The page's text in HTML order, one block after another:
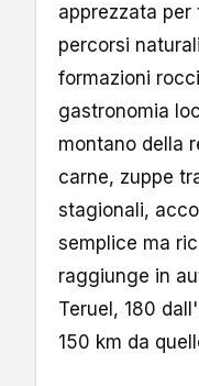
apprezzata
percorsi
formazioni
gastronomia
montano della
carne, zuppe
stagionali,
semplice ma
raggiunge in
Teruel, 180
150 km da